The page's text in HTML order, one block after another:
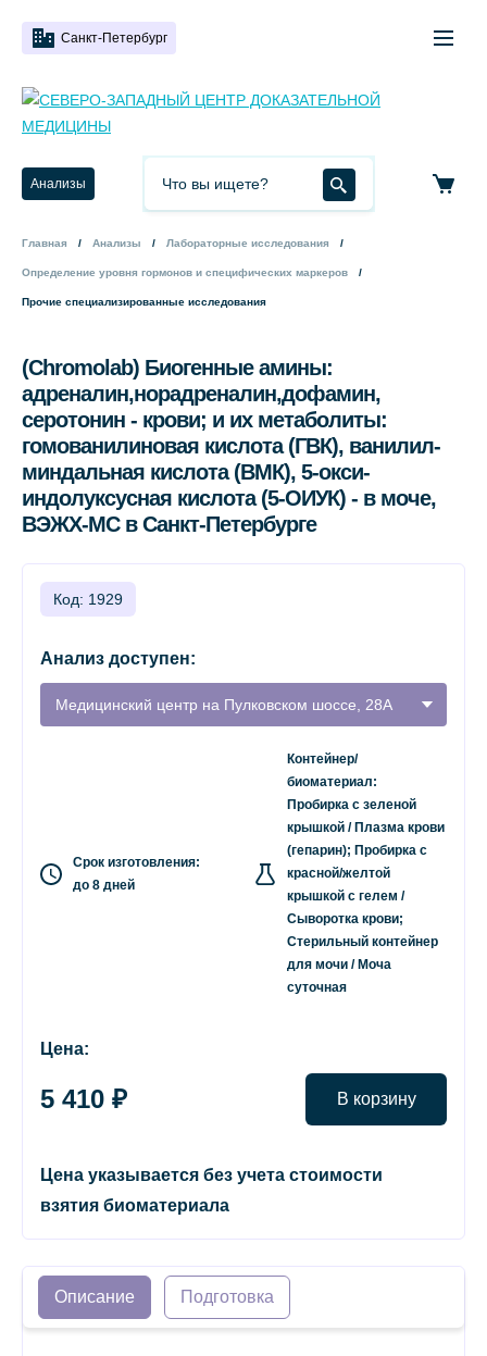
Санкт-Петербург
Анализы
Главная Анализы Лабораторные исследования
Определение уровня гормонов и специфических маркеров
Прочие специализированные исследования
(Chromolab) Биогенные амины:
адреналин,норадреналин,дофамин,
серотонин - крови; и их метаболиты:
гомованилиновая кислота (ГВК), ванилил-
миндальная кислота (ВМК), 5-окси-
индолуксусная кислота (5-ОИУК) - в моче,
ВЭЖХ-МС в Санкт-Петербурге
Код: 1929
Анализ доступен:
Медицинский центр на Пулковском шоссе, 28А
Срок изготовления:
до 8 дней
Контейнер/
биоматериал:
Пробирка с зеленой
крышкой / Плазма крови
(гепарин); Пробирка с
красной/желтой
крышкой с гелем /
Сыворотка крови;
Стерильный контейнер
для мочи / Моча
суточная
Цена:
5 410 ₽ В корзину
Цена указывается без учета стоимости
взятия биоматериала
Описание Подготовка